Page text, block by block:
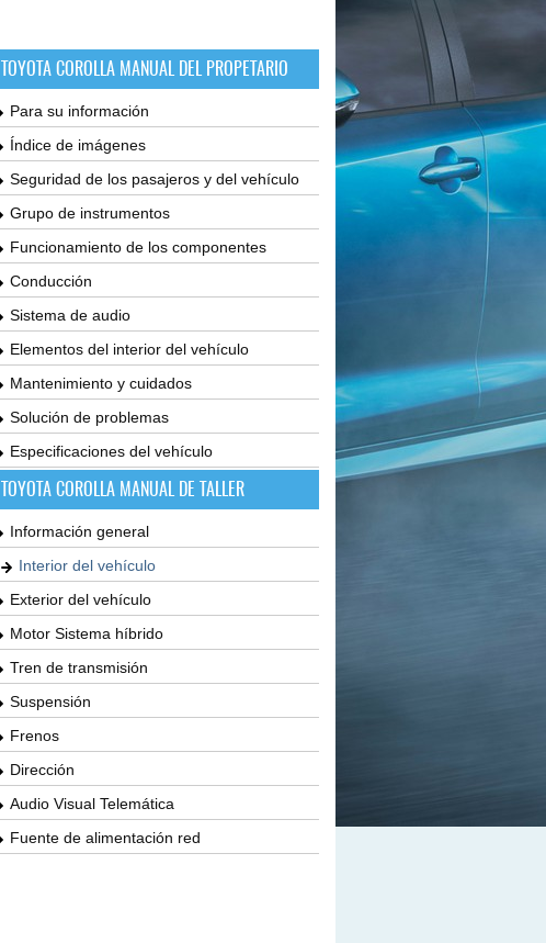
TOYOTA COROLLA MANUAL DEL PROPETARIO
Para su información
Índice de imágenes
Seguridad de los pasajeros y del vehículo
Grupo de instrumentos
Funcionamiento de los componentes
Conducción
Sistema de audio
Elementos del interior del vehículo
Mantenimiento y cuidados
Solución de problemas
Especificaciones del vehículo
TOYOTA COROLLA MANUAL DE TALLER
Información general
Interior del vehículo
Exterior del vehículo
Motor Sistema híbrido
Tren de transmisión
Suspensión
Frenos
Dirección
Audio Visual Telemática
Fuente de alimentación red